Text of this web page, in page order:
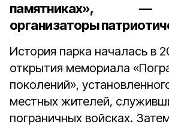
организаторы
История парка началась в
открытия мемориала
поколений»,
местных жителей,
пограничных войсках.